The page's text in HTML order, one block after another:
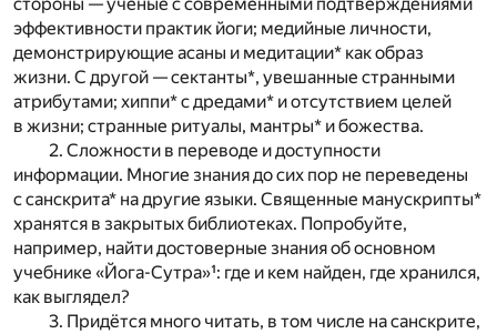
эффективности практик йоги; медийные личности,
демонстрирующие асаны и медитации* как образ
жизни. С другой — сектанты*, увешанные странными
атрибутами; хиппи* с дредами* и отсутствием целей
в жизни; странные ритуалы, мантры* и божества.
2. Сложности в переводе и доступности
информации. Многие знания до сих пор не переведены
с санскрита* на другие языки. Священные манускрипты*
хранятся в закрытых библиотеках. Попробуйте,
например, найти достоверные знания об основном
учебнике «Йога-Сутра»¹: где и кем найден, где хранился,
как выглядел?
3. Придётся много читать, в том числе на санскрите,